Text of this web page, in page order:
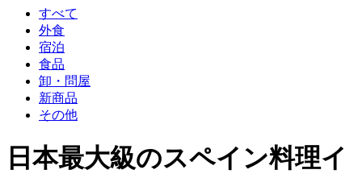
すべて
外食
宿泊
食品
卸・問屋
新商品
その他
日本最大級のスペイン料理イ